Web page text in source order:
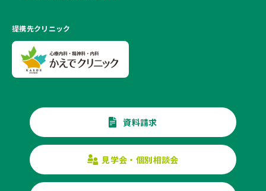
提携先クリニック
資料請求
見学会・個別相談会